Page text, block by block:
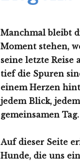
Manchmal bleibt
Moment stehen,
seine letzte Reise
tief die Spuren
einem Herzen
jedem Blick,
gemeinsamen Tag.
Auf dieser Seite
Hunde, die uns